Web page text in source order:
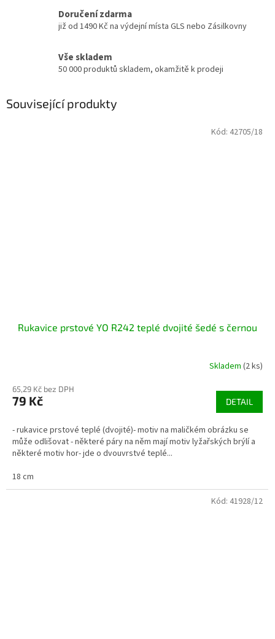
Doručení zdarma
již od 1490 Kč na výdejní místa GLS nebo Zásilkovny
Vše skladem
50 000 produktů skladem, okamžitě k prodeji
Související produkty
Rukavice prstové YO R242 teplé dvojité šedé s černou
Skladem (2 ks)
65,29 Kč bez DPH
79 Kč DETAIL
- rukavice prstové teplé (dvojité)- motiv na maličkém obrázku se
může odlišovat - některé páry na něm mají motiv lyžařských brýlí a
některé motiv hor- jde o dvouvrstvé teplé...
18 cm
Kód: 42705/18
Kód: 41928/12